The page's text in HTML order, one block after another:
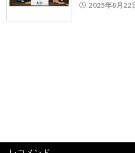
2025年8月22